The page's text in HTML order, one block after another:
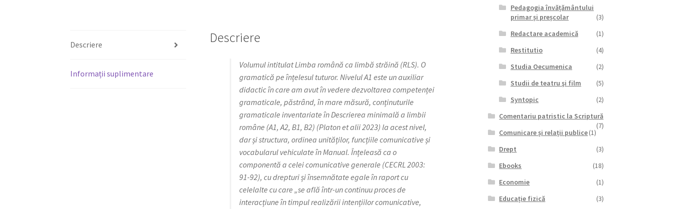
Descriere
Informații suplimentare
Descriere
Volumul intitulat Limba română ca limbă străină (RLS). O
gramatică pe înțelesul tuturor. Nivelul A1 este un auxiliar
didactic în care am avut în vedere dezvoltarea competenței
gramaticale, păstrând, în mare măsură, conținuturile
gramaticale inventariate în Descrierea minimală a limbii
române (A1, A2, B1, B2) (Platon et alii 2023) la acest nivel,
dar și structura, ordinea unităților, funcțiile comunicative și
vocabularul vehiculate în Manual. Înțeleasă ca o
componentă a celei comunicative generale (CECRL 2003:
91-92), cu drepturi și însemnătate egale în raport cu
celelalte cu care „se află într-un continuu proces de
interacțiune în timpul realizării intențiilor comunicative,
Pedagogia învățământului
primar și preșcolar
(3)
Redactare academică
(1)
Restitutio
(4)
Studia Oecumenica
(2)
Studii de teatru şi film
(5)
Syntopic
(2)
Comentariu patristic la Scriptură
(7)
Comunicare și relații publice(1)
Drept
(3)
Ebooks
(18)
Economie
(1)
Educație fizică
(3)